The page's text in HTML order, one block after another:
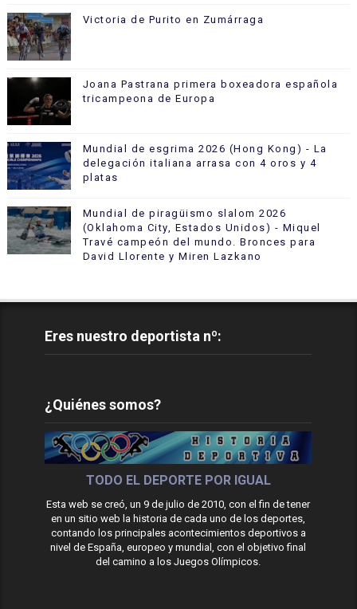
Victoria de Purito en Zumárraga
Joana Pastrana primera boxeadora española
tricampeona de Europa
Mundial de esgrima 2026 (Hong Kong) - La
delegación italiana arrasa con 4 oros y 4
platas
Mundial de piragüismo slalom 2026
(Oklahoma City, Estados Unidos) - Miquel
Travé campeón del mundo. Bronces para
David Llorente y Miren Lazkano
Eres nuestro deportista nº:
¿Quiénes somos?
TODO EL DEPORTE POR IGUAL
Esta web se creó, un 9 de julio de 2010, con el fin de tener
en un sitio web la historia de cada uno de los deportes,
contando los principales acontecimientos deportivos a
nivel de España, europeo y mundial, con el objetivo final
del camino a los Juegos Olímpicos.